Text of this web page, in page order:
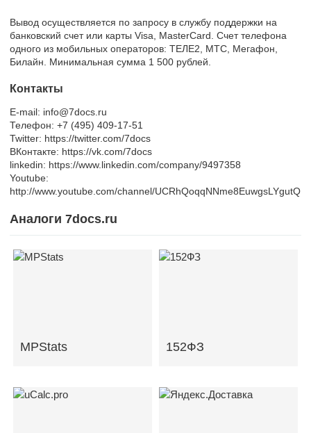
Вывод осуществляется по запросу в службу поддержки на
банковский счет или карты Visa, MasterCard. Счет телефона
одного из мобильных операторов: ТЕЛЕ2, МТС, Мегафон,
Билайн. Минимальная сумма 1 500 рублей.
Контакты
E-mail: info@7docs.ru
Телефон: +7 (495) 409-17-51
Twitter: https://twitter.com/7docs
ВКонтакте: https://vk.com/7docs
linkedin: https://www.linkedin.com/company/9497358
Youtube:
http://www.youtube.com/channel/UCRhQoqqNNme8EuwgsLYgutQ
Аналоги 7docs.ru
MPStats 152ФЗ